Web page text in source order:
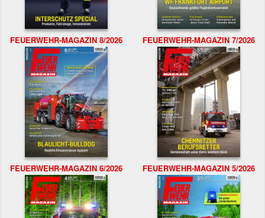
FEUERWEHR-MAGAZIN 8/2026 FEUERWEHR-MAGAZIN 7/2026
FEUERWEHR-MAGAZIN 6/2026 FEUERWEHR-MAGAZIN 5/2026